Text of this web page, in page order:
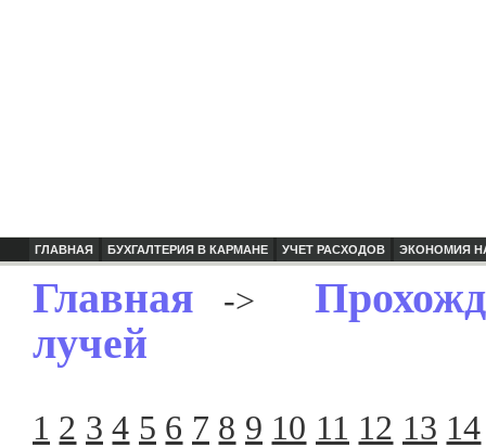
ГЛАВНАЯ БУХГАЛТЕРИЯ В КАРМАНЕ УЧЕТ РАСХОДОВ ЭКОНОМИЯ
Главная ->
лучей
1 2 3 4 5 6 7 8 9 10 11 12 13 14